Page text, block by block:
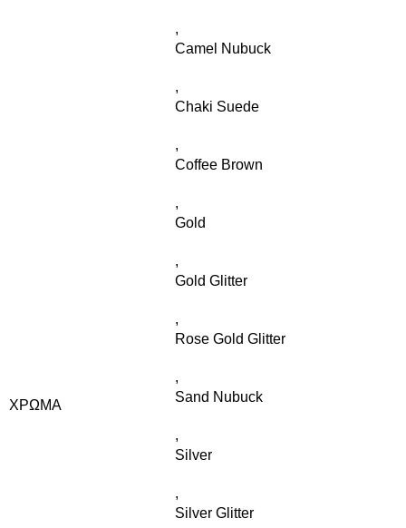
ΧΡΏΜΑ
,
Camel Nubuck
,
Chaki Suede
,
Coffee Brown
,
Gold
,
Gold Glitter
,
Rose Gold Glitter
,
Sand Nubuck
,
Silver
,
Silver Glitter